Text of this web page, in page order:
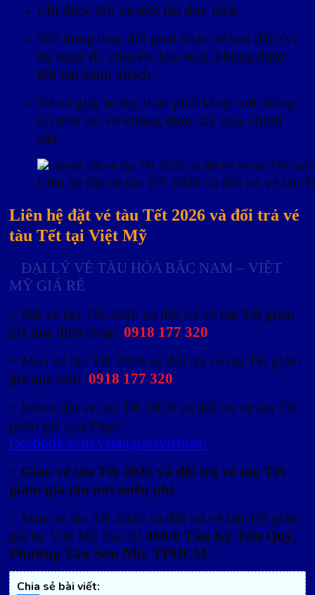
Chỉ được đổi vé một lần duy nhất.
Nội dung thay đổi phải khác vé ban đầu (ví
dụ ngày đi, chuyến, loại toa), không được
đổi tên hành khách.
Vé và giấy tờ tùy thân phải khớp với thông
tin trên vé; vé không được tẩy xóa, chỉnh
sửa.
Liên hệ đặt vé tàu Tết 2026 và đổi trả vé tàu
Liên hệ đặt vé tàu Tết 2026 và đổi trả vé
tàu Tết tại Việt Mỹ
+ ĐẠI LÝ VÉ TÀU HỎA BẮC NAM – VIỆT
MỸ GIÁ RẺ
+ Đặt vé tàu Tết 2026 và đổi trả vé tàu Tết giảm
giá qua điện thoại: 0918 177 320
+ Mua vé tàu Tết 2026 và đổi trả vé tàu Tết giảm
giá qua zalo: 0918 177 320
+ Inbox đặt vé tàu Tết 2026 và đổi trả vé tàu Tết
giảm giá qua Page:
facebook.com/vetaugiarevietnam
+ Giao vé tàu Tết 2026 và đổi trả vé tàu Tết
giảm giá tận nơi miễn phí.
+ Mua vé tàu Tết 2026 và đổi trả vé tàu Tết giảm
giá tại Việt Mỹ địa chỉ 466/8 Tân Kỳ Tân Quý,
Phường Tân Sơn Nhì, TPHCM.
Chia sẻ bài viết: